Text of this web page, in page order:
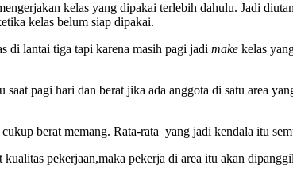
kelas yang dipakai terlebih dahulu. Jadi
kelas belum siap dipakai.
di lantai tiga tapi karena masih pagi jadi make kelas
saat pagi hari dan berat jika ada anggota di satu area
berat memang. Rata-rata yang jadi kendala itu
pekerjaan,maka pekerja di area itu akan